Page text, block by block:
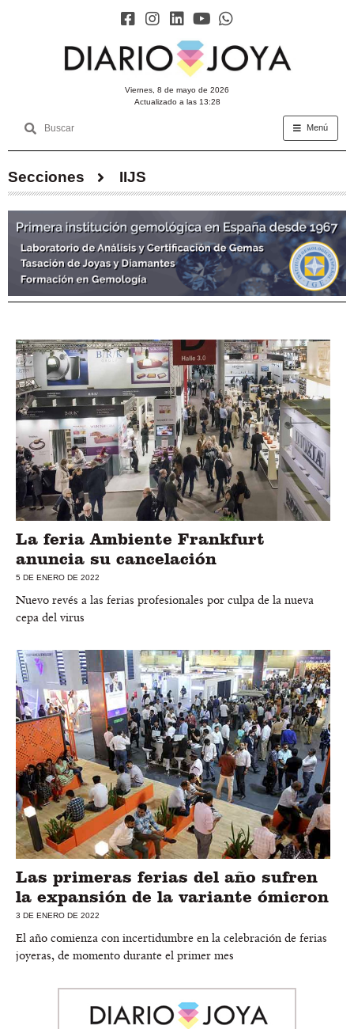
viernes, 8 de mayo de 2026
Actualizado a las 13:28
Menú
Secciones IIJS
La feria Ambiente Frankfurt
anuncia su cancelación
5 DE ENERO DE 2022
Nuevo revés a las ferias profesionales por culpa de la nueva
cepa del virus
Las primeras ferias del año sufren
la expansión de la variante ómicron
3 DE ENERO DE 2022
El año comienza con incertidumbre en la celebración de ferias
joyeras, de momento durante el primer mes